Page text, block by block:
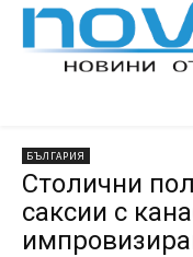
БЪЛГАРИЯ
Столични
саксии с